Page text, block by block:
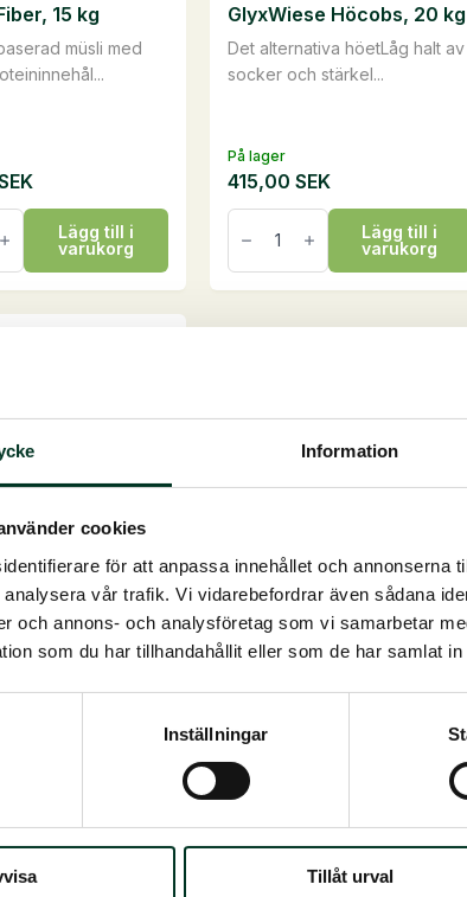
Information
cookies
för att anpassa innehållet och annonserna
vår trafik. Vi vidarebefordrar även sådana
och annons- och analysföretag som vi samarbetar
som du har tillhandahållit eller som de har samlat
Inställningar
Tillåt urval
müsli med
15 kg
Lägg till i
varukorg
På lager
Det alternativa höetLåg halt av
socker och stärkel...
GlyxWiese Höcobs, 20 kg
415,00 SEK
GlyxWiese
Höcobs,
kg
mängd
Lägg till i
varukorg
snittet
Meadow Mix,